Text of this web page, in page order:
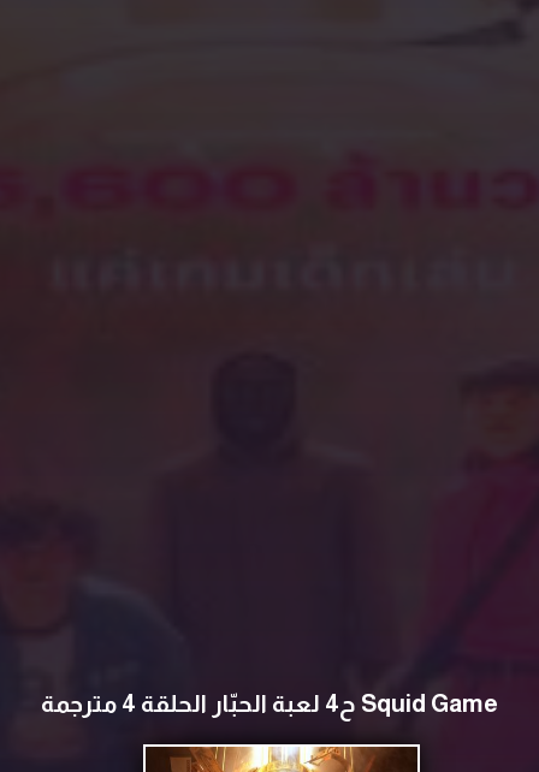
Squid Game ح4 لعبة الحبّار الحلقة 4 مترجمة